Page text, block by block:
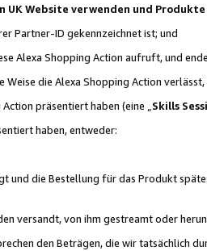
Website verwenden und
Partner-ID gekennzeichnet ist; und
Alexa Shopping Action aufruft, und
die Alexa Shopping Action
präsentiert haben (eine „ Skills
haben, entweder:
die Bestellung für das Produkt
versandt, von ihm gestreamt oder
den Beträgen, die wir tatsächlich